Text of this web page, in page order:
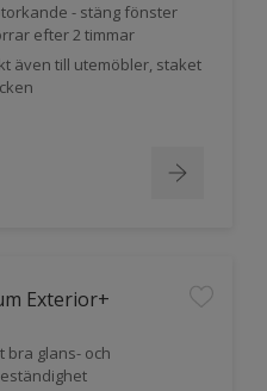
- stäng fönster
efter 2 timmar
även till utemöbler, staket
Exterior+
bra glans- och